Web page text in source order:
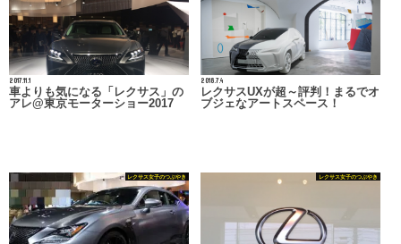
2017.11.1
車よりも気になる「レクサス」の
アレ@東京モーターショー2017
2018.7.4
レクサスUXが超～評判！まるでオ
ブジェなアートスペース！
レクサス女子のつぶやき レクサス女子のつぶやき